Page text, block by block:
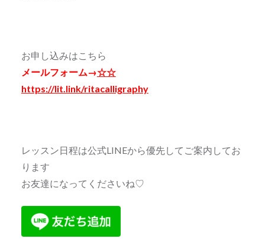
お申し込みはこちら
メールフォーム→☆☆
https://lit.link/ritacalligraphy
レッスン日程は公式LINEから優先してご案内してお
ります
お友達になってくださいね♡